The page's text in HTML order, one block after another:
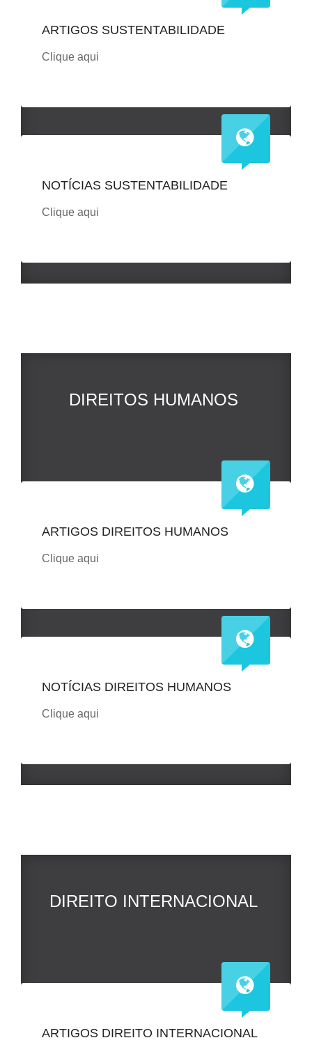
ARTIGOS SUSTENTABILIDADE
Clique aqui
NOTÍCIAS SUSTENTABILIDADE
Clique aqui
DIREITOS HUMANOS
ARTIGOS DIREITOS HUMANOS
Clique aqui
NOTÍCIAS DIREITOS HUMANOS
Clique aqui
DIREITO INTERNACIONAL
ARTIGOS DIREITO INTERNACIONAL